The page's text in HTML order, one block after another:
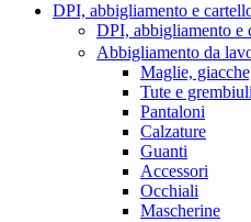
DPI, abbigliamento e
DPI, abbigliamento e
Abbigliamento da
Maglie,
Tute e grembiuli
Pantaloni
Calzature
Guanti
Accessori
Occhiali
Mascherine